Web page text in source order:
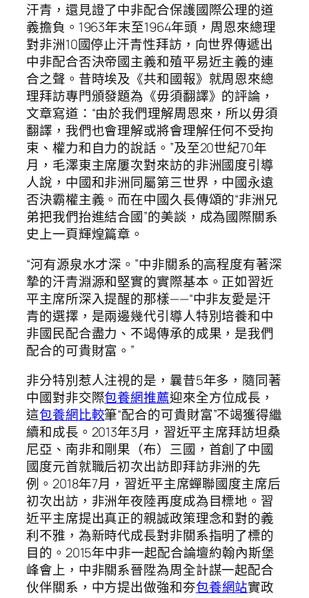
汗青，還見證了中非配合保護國際公理的道
義擔負。1963年末至1964年頭，周恩來總理
對非洲10國停止汗青性拜訪，向世界傳遞出
中非配合否決帝國主義和殖平易近主義的連
合之聲。昔時埃及《共和國報》就周恩來總
理拜訪專門頒發題為《毋須翻譯》的評論，
文章寫道：“由於我們理解周恩來，所以毋須
翻譯，我們也會理解或將會理解任何不受拘
束、權力和自力的說話。”及至20世紀70年
月，毛澤東主席屢次對來訪的非洲國度引導
人說，中國和非洲同屬第三世界，中國永遠
否決霸權主義。而在中國久長傳頌的“非洲兄
弟把我們抬進結合國”的美談，成為國際關系
史上一頁輝煌篇章。
“河有源泉水才深。”中非關系的高程度有著深
摯的汗青淵源和堅實的實際基本。正如習近
平主席所深入提醒的那樣——“中非友愛是汗
青的選擇，是兩邊幾代引導人特別培養和中
非國民配合盡力、不竭傳承的成果，是我們
配合的可貴財富。”
非分特別惹人注視的是，曩昔5年多，隨同著
中國對非交際包養網推薦迎來全方位成長，
這包養網比較筆“配合的可貴財富”不竭獲得繼
續和成長。2013年3月，習近平主席拜訪坦桑
尼亞、南非和剛果（布）三國，首創了中國
國度元首就職后初次出訪即拜訪非洲的先
例。2018年7月，習近平主席蟬聯國度主席后
初次出訪，非洲年夜陸再度成為目標地。習
近平主席提出真正的親誠政策理念和對的義
利不雅，為新時代成長對非關系指明了標的
目的。2015年中非一起配合論壇約翰內斯堡
峰會上，中非關系晉陞為周全計謀一起配合
伙伴關系，中方提出做強和夯包養網站實政